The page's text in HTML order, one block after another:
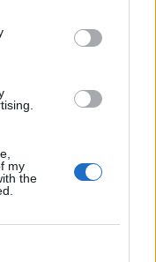
my
the
in Mark van
op als
op telefoontje
PSV-trainer